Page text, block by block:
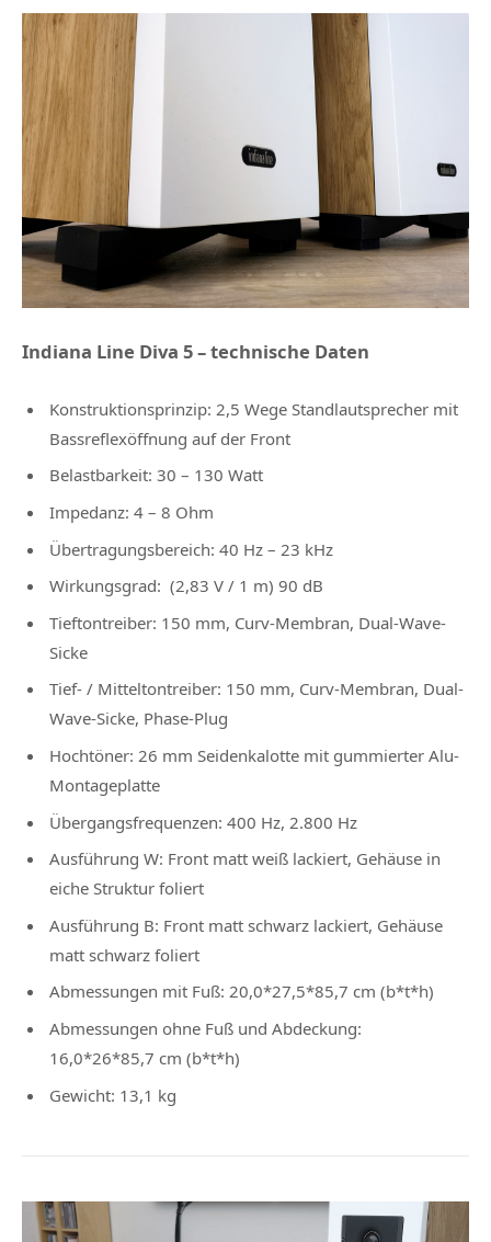
Indiana Line Diva 5 – technische Daten
Konstruktionsprinzip: 2,5 Wege Standlautsprecher mit
Bassreflexöffnung auf der Front
Belastbarkeit: 30 – 130 Watt
Impedanz: 4 – 8 Ohm
Übertragungsbereich: 40 Hz – 23 kHz
Wirkungsgrad: (2,83 V / 1 m) 90 dB
Tieftontreiber: 150 mm, Curv-Membran, Dual-Wave-
Sicke
Tief- / Mitteltontreiber: 150 mm, Curv-Membran, Dual-
Wave-Sicke, Phase-Plug
Hochtöner: 26 mm Seidenkalotte mit gummierter Alu-
Montageplatte
Übergangsfrequenzen: 400 Hz, 2.800 Hz
Ausführung W: Front matt weiß lackiert, Gehäuse in
eiche Struktur foliert
Ausführung B: Front matt schwarz lackiert, Gehäuse
matt schwarz foliert
Abmessungen mit Fuß: 20,0*27,5*85,7 cm (b*t*h)
Abmessungen ohne Fuß und Abdeckung:
16,0*26*85,7 cm (b*t*h)
Gewicht: 13,1 kg